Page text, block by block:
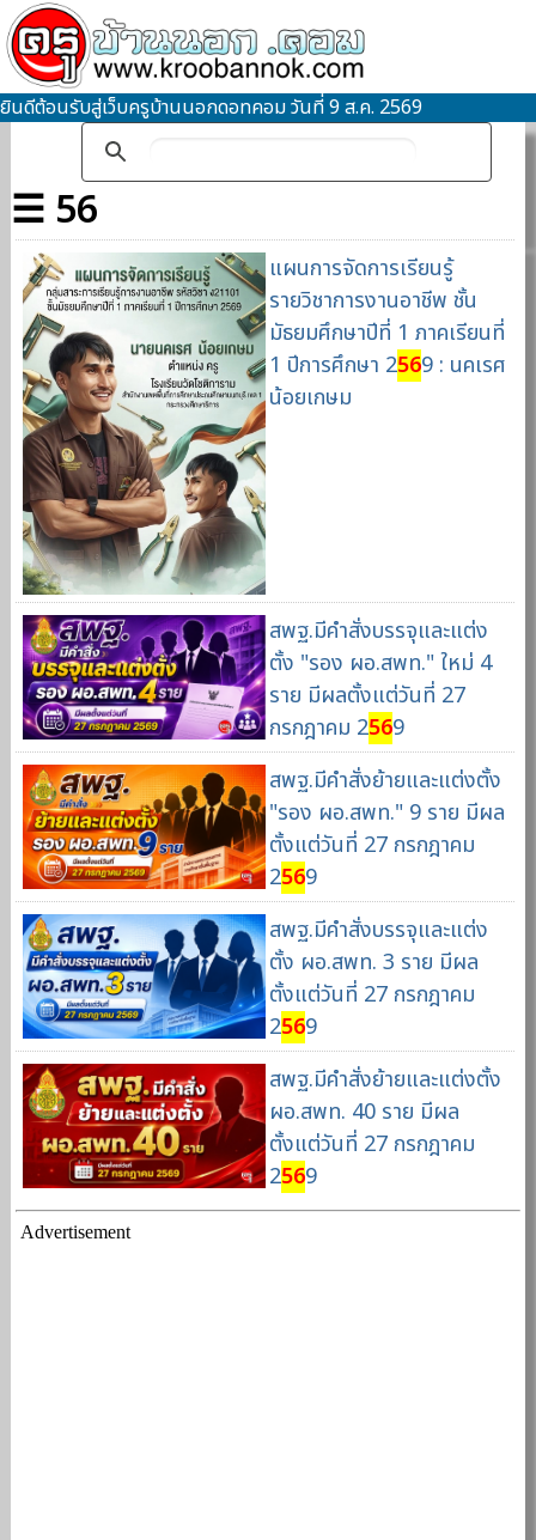
ยินดีต้อนรับสู่เว็บครูบ้านนอกดอทคอม วันที่ 9 ส.ค. 2569
☰ 56
แผนการจัดการเรียนรู้
รายวิชาการงานอาชีพ ชั้น
มัธยมศึกษาปีที่ 1 ภาคเรียนที่
1 ปีการศึกษา 2569 : นคเรศ
น้อยเกษม
สพฐ.มีคำสั่งบรรจุและแต่ง
ตั้ง "รอง ผอ.สพท." ใหม่ 4
ราย มีผลตั้งแต่วันที่ 27
กรกฎาคม 2569
สพฐ.มีคำสั่งย้ายและแต่งตั้ง
"รอง ผอ.สพท." 9 ราย มีผล
ตั้งแต่วันที่ 27 กรกฎาคม
2569
สพฐ.มีคำสั่งบรรจุและแต่ง
ตั้ง ผอ.สพท. 3 ราย มีผล
ตั้งแต่วันที่ 27 กรกฎาคม
2569
สพฐ.มีคำสั่งย้ายและแต่งตั้ง
ผอ.สพท. 40 ราย มีผล
ตั้งแต่วันที่ 27 กรกฎาคม
2569
Advertisement